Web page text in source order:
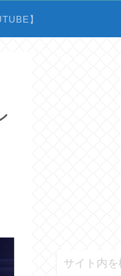
】